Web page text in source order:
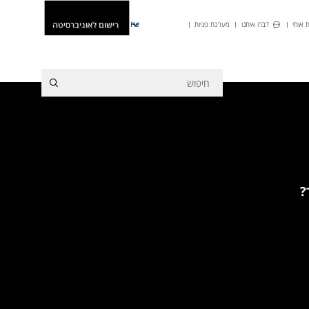
אותי דברו איתנו מערכת פניות He רישום לאוניברסיטה